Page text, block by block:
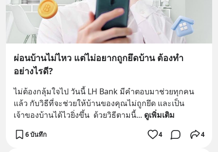
ผ่อนบ้านไม่ไหว แต่ไม่อยากถูกยึดบ้าน ต้องทำ
อย่างไรดี?
ไม่ต้องกลุ้มใจไป วันนี้ LH Bank มีคำตอบมาช่วยทุกคน
แล้ว กับวิธีที่จะช่วยให้บ้านของคุณไม่ถูกยึด และเป็น
เจ้าของบ้านได้ไวยิ่งขึ้น  ด้วยวิธีตามนี้... ดูเพิ่มเติม
6 บันทึก 4 4